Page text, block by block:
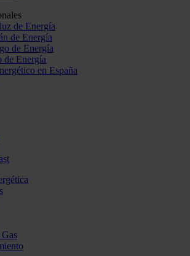
de Energía
de Energía
de Energía
de Energía
en España